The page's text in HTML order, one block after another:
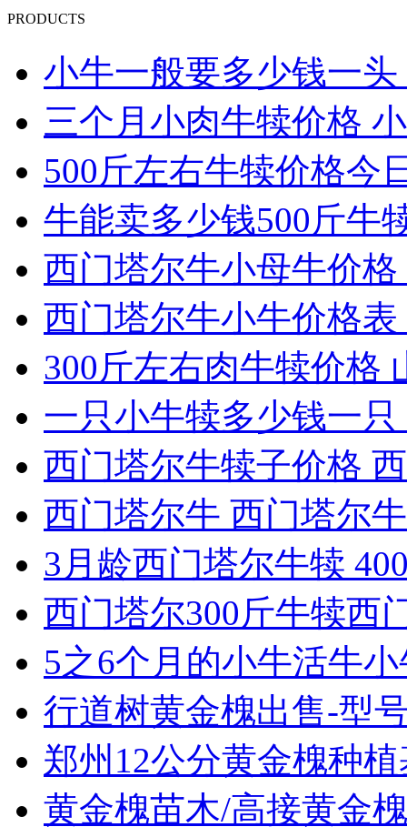
PRODUCTS
小牛一般要多少钱一
三个月小肉牛犊价格
500斤左右牛犊价格今
牛能卖多少钱500斤牛
西门塔尔牛小母牛价
西门塔尔牛小牛价格
300斤左右肉牛犊价格
一只小牛犊多少钱一
西门塔尔牛犊子价格
西门塔尔牛 西门塔尔
3月龄西门塔尔牛犊
西门塔尔300斤牛犊西
5之6个月的小牛活牛
行道树黄金槐出售-型
郑州12公分黄金槐种
黄金槐苗木/高接黄金